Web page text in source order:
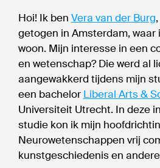
Hoi! Ik ben Vera van der Burg
getogen in Amsterdam, waar
woon. Mijn interesse in een
en wetenschap? Die werd al
aangewakkerd tijdens mijn
een bachelor Liberal Arts &
Universiteit Utrecht. In deze
studie kon ik mijn
Neurowetenschappen vrij
kunstgeschiedenis en